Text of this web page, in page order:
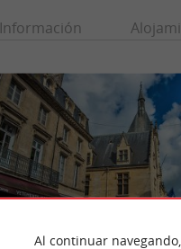
Información
Al continuar